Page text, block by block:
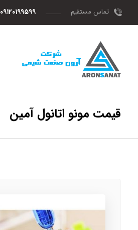
تماس مستقیم ۰۹۱۲۰۱۹۹۵۹۹
قیمت مونو اتانول آمین